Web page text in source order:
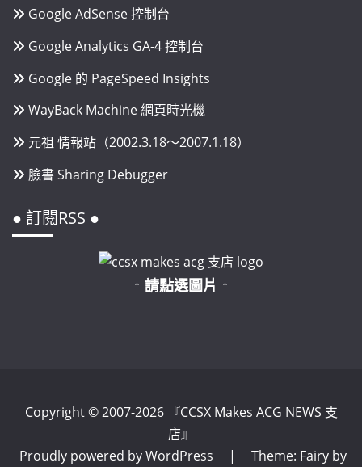
Google AdSense 控制台
Google Analytics GA-4 控制台
Google 的 PageSpeed Insights
WayBack Machine 網頁時光機
元祖 情報站（2002.3.18～2007.1.18）
臉書 Sharing Debugger
● 訂閱RSS ●
↑ 請點選圖片 ↑
Copyright © 2007-2026 『CCSX Makes ACG NEWS 支
店』
Proudly powered by WordPress
|
Theme: Fairy by